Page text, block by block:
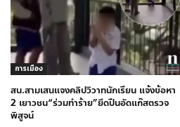
การเมือง
สน.สามเสนแจงคลิปวิวาทนักเรียน แจ้งข้อหา
2 เยาวชน“ร่วมทำร้าย”ยึดปืนอัดแก๊สตรวจ
พิสูจน์